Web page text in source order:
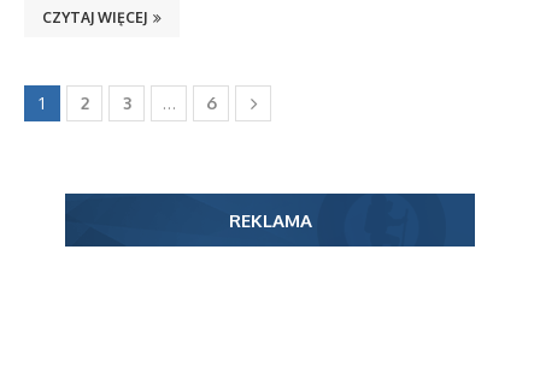
CZYTAJ WIĘCEJ
1 2 3 … 6
REKLAMA